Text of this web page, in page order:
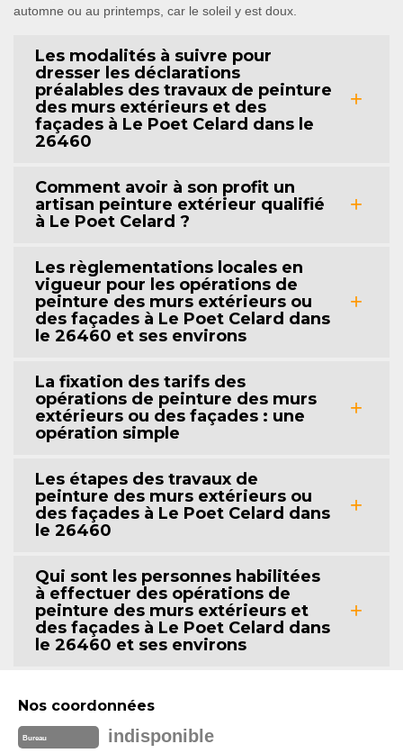
automne ou au printemps, car le soleil y est doux.
Les modalités à suivre pour
dresser les déclarations
préalables des travaux de peinture
des murs extérieurs et des
façades à Le Poet Celard dans le
26460
Comment avoir à son profit un
artisan peinture extérieur qualifié
à Le Poet Celard ?
Les règlementations locales en
vigueur pour les opérations de
peinture des murs extérieurs ou
des façades à Le Poet Celard dans
le 26460 et ses environs
La fixation des tarifs des
opérations de peinture des murs
extérieurs ou des façades : une
opération simple
Les étapes des travaux de
peinture des murs extérieurs ou
des façades à Le Poet Celard dans
le 26460
Qui sont les personnes habilitées
à effectuer des opérations de
peinture des murs extérieurs et
des façades à Le Poet Celard dans
le 26460 et ses environs
Nos coordonnées
Bureau indisponible